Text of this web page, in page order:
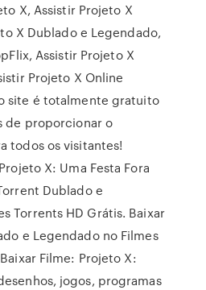
X, Assistir Projeto X
X Dublado e Legendado,
Assistir Projeto X
Projeto X Online
site é totalmente gratuito
de proporcionar o
todos os visitantes!
X: Uma Festa Fora
Dublado e
Torrents HD Grátis. Baixar
e Legendado no Filmes
Filme: Projeto X:
jogos, programas